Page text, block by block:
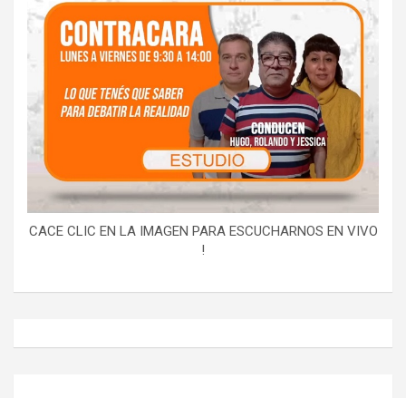
CACE CLIC EN LA IMAGEN PARA ESCUCHARNOS EN VIVO
!